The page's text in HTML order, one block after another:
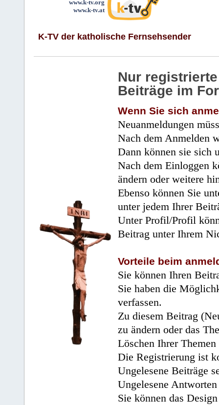
www.k-tv.org
www.k-tv.at
K-TV der katholische Fernsehsender
Nur
Beiträge im
Wenn Sie sich
Neuanmeldungen
Nach dem Anmelden
Dann können sie sich
Nach dem Einloggen
ändern oder weitere
Ebenso können Sie
unter jedem Ihrer
Unter Profil/Profil
Beitrag unter Ihrem
Vorteile beim
Sie können Ihren
Sie haben die
verfassen.
Zu diesem Beitrag
zu ändern oder das
Löschen Ihrer
Die Registrierung ist
Ungelesene Beiträge
Ungelesene
Sie können das